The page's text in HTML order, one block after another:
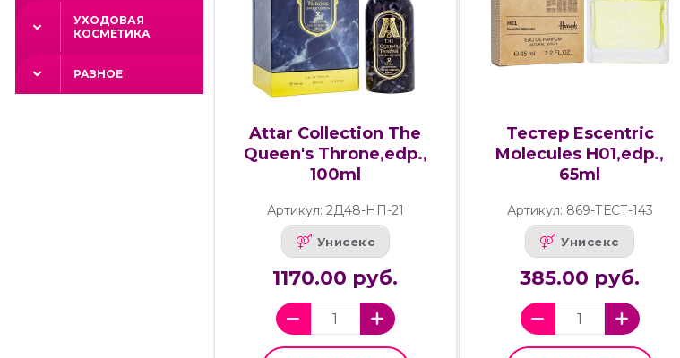
УХОДОВАЯ
КОСМЕТИКА
РАЗНОЕ
Attar Collection The
Queen's Throne,edp.,
100ml
Артикул: 2Д48-НП-21
Унисекс
1170.00 руб.
Тестер Escentric
Molecules H01,edp.,
65ml
Артикул: 869-ТЕСТ-143
Унисекс
385.00 руб.